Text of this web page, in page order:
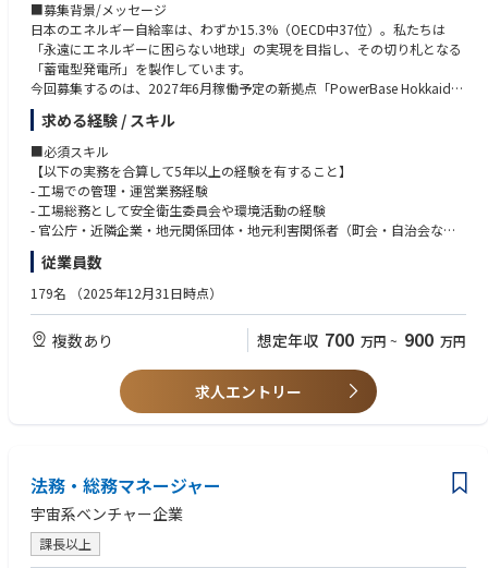
同社の研究者及び技術者は世界最先端の半導体研究拠点の1つであるニュ
ーヨーク州アルバニーで米国IBM・日本IBMの研究者と協働。
日本国内技術に留まらない世界的な最新技術への挑戦です。
〇imecとの連携
ベルギーに本拠を置く世界最先端の半導体研究機関imecとの協力覚書も締
結。欧州半導体エコシステムの中心的存在であるimecとの連携をきっかけ
にEUV技術へのアクセスとグローバルな研究開発ネットワークへの参加を
進めています。
■参考動画・記事
＜記事＞
参考①：新たなコンセプトで先端ロジック半導体製造へ：ラピダスの小池
淳義社長に聞く
＜参考動画＞
参考①：【半導体2023】今さら聞けない『Rapidusは何をやっている？』
https://www.youtube.com/watch?v=dQY-VjzvZUA
参考②：【Rapidus社長対談】Rapidusは今までにないビジネスモデルを
■募集背景/メッセージ
日本のエネルギー自給率は、わずか15.3%（OECD中37位）。私たちは
「永遠にエネルギーに困らない地球」の実現を目指し、その切り札となる
「蓄電型発電所」を製作しています。
今回募集するのは、2027年6月稼働予定の新拠点「PowerBase Hokkaid
o」の立ち上げと運営を牽引する、管理責任者です。勤務地は、北海道に
誕生する新工場。
建設時の業者対応から、稼働後の総務・経理・人事、地元関係者との折衝
まで、工場運営の基盤づくりを担っていただきます。あなたの管理部門に
おけるマネジメント経験や折衝スキルが、新工場の安定稼働を実現し、日
本のエネルギーの未来を築く「礎」となります。
急成長する業界で、社会貢献性の高いこのミッションに、新拠点の核とし
ニュースリリース：https://power-x.jp/newsroom/2026-03-23-1?gl=JP
■業務内容
PowerBase Hokkaido 立上げにおける準備、工場立上げ後の工場バックオ
フィス管理責任者として以下の業務を担当していただきます。
- 工場運営に関わる総務・経理・人事の業務全般
- 労務管理、現地スタッフの採用
- 安全管理・環境管理事務局
- 工場見学対応、仕組みづくり
- 従業員の経費精算、各種費用の管理・支払い
- 工場全般の原価管理
求める経験 / スキル
■必須スキル
【以下の実務を合算して5年以上の経験を有すること】
- 工場での管理・運営業務経験
- 工場総務として安全衛生委員会や環境活動の経験
- 官公庁・近隣企業・地元関係団体・地元利害関係者（町会・自治会な
ど）との応対経験
- 自ら手を動かしながら課題を発見・形成し、解決策の実行までを主導で
きる問題解決力
【資格】※ご入社後の取得も可能
- 第1種衛生管理者
- 新規工場の立上げプロジェクトの参画経験
従業員数
179名 （2025年12月31日時点）
複数あり 想定年収 700 万円 ~ 900 万円
求人エントリー
法務・総務マネージャー
宇宙系ベンチャー企業
課長以上